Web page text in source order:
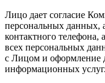
Лицо дает согласие
персональных данных,
контактного телефона,
всех персональных
с Лицом и оформление
информационных услуг.